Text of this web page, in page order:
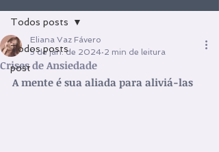
Todos posts
post
Todos posts
Crises de Ansiedade
Eliana Vaz Fávero
5 de jan. de 2024 2 min de leitura
A mente é sua aliada para aliviá-las